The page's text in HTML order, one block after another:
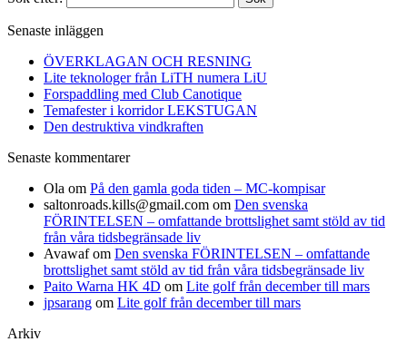
Senaste inläggen
ÖVERKLAGAN OCH RESNING
Lite teknologer från LiTH numera LiU
Forspaddling med Club Canotique
Temafester i korridor LEKSTUGAN
Den destruktiva vindkraften
Senaste kommentarer
Ola om På den gamla goda tiden – MC-kompisar
saltonroads.kills@gmail.com om Den svenska
FÖRINTELSEN – omfattande brottslighet samt stöld av tid
från våra tidsbegränsade liv
Avawafom Den svenska FÖRINTELSEN – omfattande
brottslighet samt stöld av tid från våra tidsbegränsade liv
Paito Warna HK 4D om Lite golf från december till mars
jpsarang om Lite golf från december till mars
Arkiv